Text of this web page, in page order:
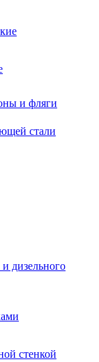
и фляги
стали
дизельного
стенкой